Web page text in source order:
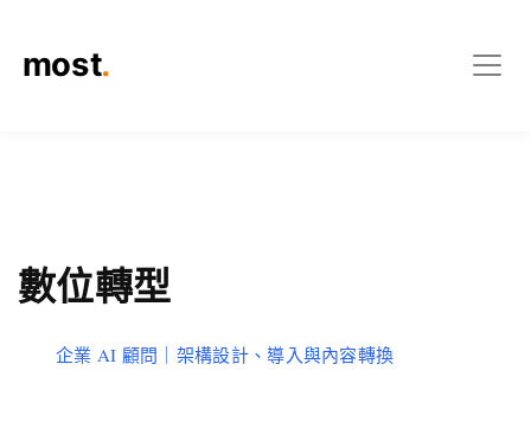
數位轉型
企業 AI 顧問｜架構設計、導入與內容轉換